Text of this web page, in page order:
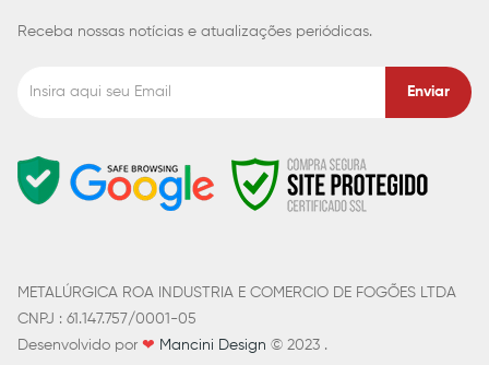
Receba nossas notícias e atualizações periódicas.
Enviar
METALÚRGICA ROA INDUSTRIA E COMERCIO DE FOGÕES LTDA
CNPJ : 61.147.757/0001-05
Desenvolvido por ❤ Mancini Design © 2023 .